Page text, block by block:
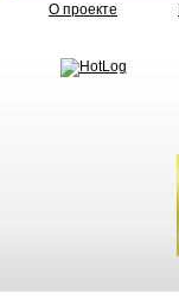
О проекте